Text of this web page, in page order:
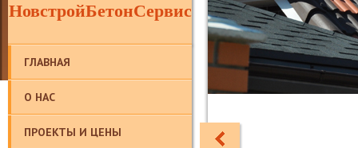
НовстройБетонСервис
ГЛАВНАЯ
О НАС
ПРОЕКТЫ И ЦЕНЫ